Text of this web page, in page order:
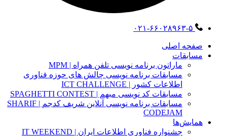
۰۲۱-۶۶۰۲۸۹۶۳-۵
صفحه اصلی
مسابقات
ماراتون برنامه نویسی تلفن همراه | MPM
مسابقات برنامه نویسی چالش های حوزه فناوری
اطلاعات کشور | ICT CHALLENGE
مسابقات کد نویسی مبهم | SPAGHETTI CONTEST
مسابقات برنامه نویسی آنلاین شریف کدجم | SHARIF
CODEJAM
همایش‌ها
جشنواره فناوری اطلاعات ایران | IT WEEKEND